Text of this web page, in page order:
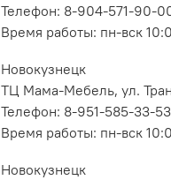
Телефон: 8-904-571-90-
Время работы: пн-вск
Новокузнецк
ТЦ Мама-Мебель, ул.
Телефон: 8-951-585-33-53
Время работы: пн-вск
Новокузнецк